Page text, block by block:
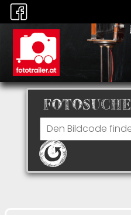
FOTOSUCHE